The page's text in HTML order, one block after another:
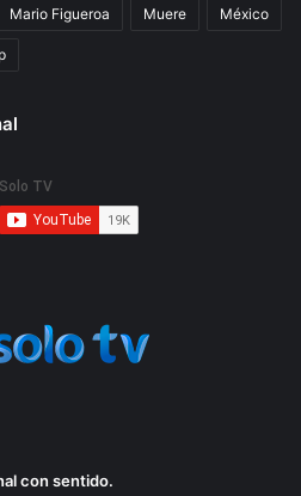
Mario Figueroa Muere México
con sentido.